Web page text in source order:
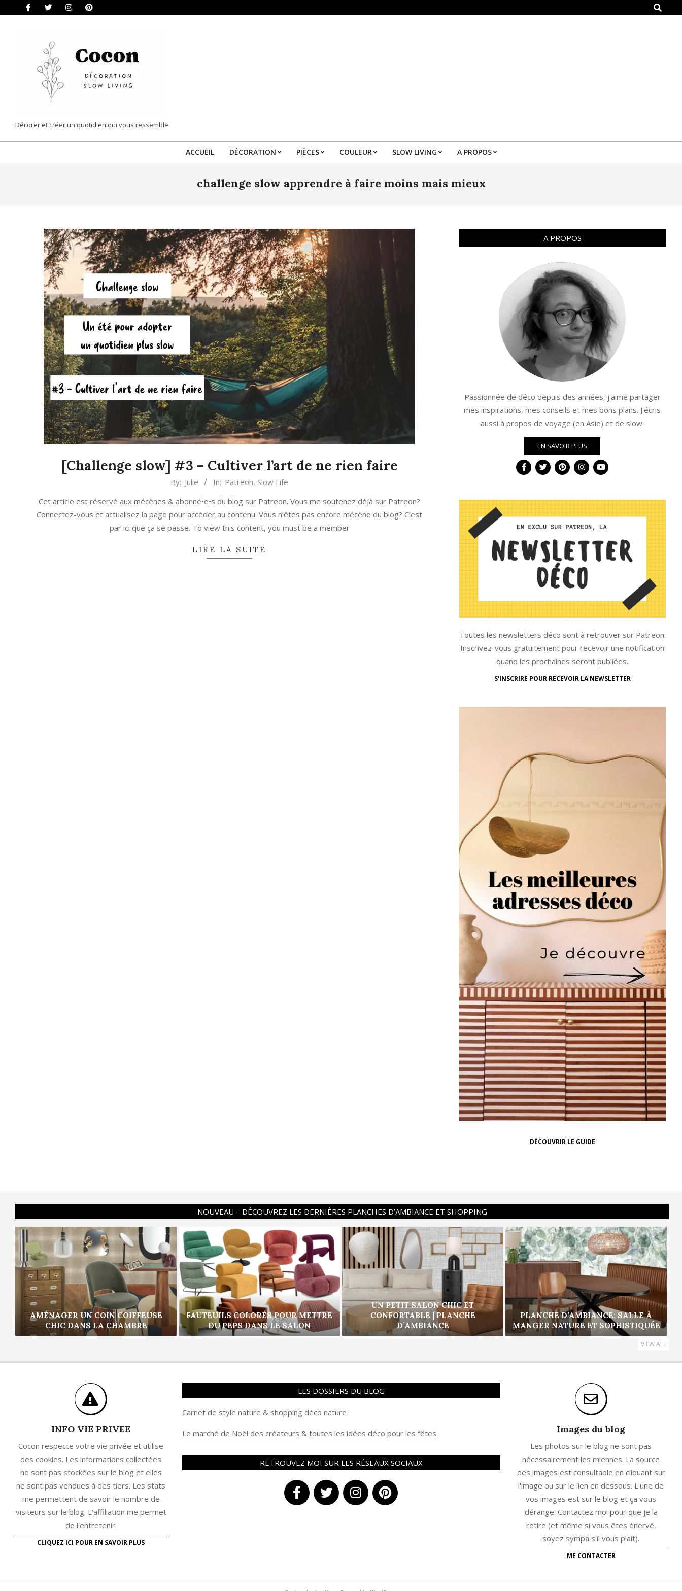
Search
COCON
|
DÉCORATION
Décorer et créer un quotidien qui vous ressemble
Primary
Menu
ACCUEIL DÉCORATION PIÈCES COULEUR SLOW LIVING A PROPOS
challenge slow apprendre à faire moins mais mieux
[Challenge slow] #3 – Cultiver l’art de ne rien faire
By: Julie In: Patreon, Slow Life
Cet article est réservé aux mécènes & abonné•e•s du blog sur Patreon. Vous me soutenez déjà sur Patreon?
Connectez-vous et actualisez la page pour accéder au contenu. Vous n’êtes pas encore mécène du blog? C’est
par ici que ça se passe. To view this content, you must be a member
LIRE LA SUITE
A PROPOS
Passionnée de déco depuis des années, j'aime partager
mes inspirations, mes conseils et mes bons plans. J'écris
aussi à propos de voyage (en Asie) et de slow.
EN SAVOIR PLUS
Toutes les newsletters déco sont à retrouver sur Patreon.
Inscrivez-vous gratuitement pour recevoir une notification
quand les prochaines seront publiées.
S'INSCRIRE POUR RECEVOIR LA NEWSLETTER
DÉCOUVRIR LE GUIDE
NOUVEAU – DÉCOUVREZ LES DERNIÈRES PLANCHES D’AMBIANCE ET SHOPPING
AMÉNAGER UN COIN COIFFEUSE
CHIC DANS LA CHAMBRE
FAUTEUILS COLORÉS POUR METTRE
DU PEPS DANS LE SALON
UN PETIT SALON CHIC ET
CONFORTABLE | PLANCHE
D’AMBIANCE
PLANCHE D’AMBIANCE: SALLE À
MANGER NATURE ET SOPHISTIQUÉE
VIEW ALL
INFO VIE PRIVEE
Cocon respecte votre vie privée et utilise
des cookies. Les informations collectées
ne sont pas stockées sur le blog et elles
ne sont pas vendues à des tiers. Les stats
me permettent de savoir le nombre de
visiteurs sur le blog. L'affiliation me permet
de l'entretenir.
CLIQUEZ ICI POUR EN SAVOIR PLUS
LES DOSSIERS DU BLOG
Carnet de style nature & shopping déco nature
Le marché de Noël des créateurs & toutes les idées déco pour les fêtes
RETROUVEZ MOI SUR LES RÉSEAUX SOCIAUX
Images du blog
Les photos sur le blog ne sont pas
nécessairement les miennes. La source
des images est consultable en cliquant sur
l'image ou sur le lien en dessous. L'une de
vos images est sur le blog et ça vous
dérange. Contactez moi pour que je la
retire (et même si vous êtes énervé,
soyez sympa s'il vous plait).
ME CONTACTER